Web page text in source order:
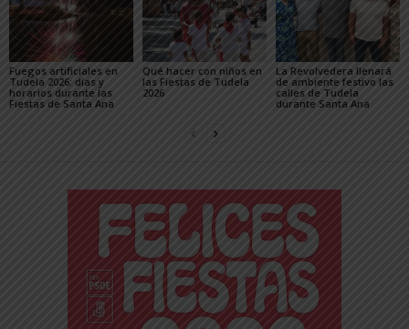
Fuegos artificiales en
Tudela 2026: días y
horarios durante las
Fiestas de Santa Ana
Qué hacer con niños en
las Fiestas de Tudela
2026
La Revolvedera llenará
de ambiente festivo las
calles de Tudela
durante Santa Ana